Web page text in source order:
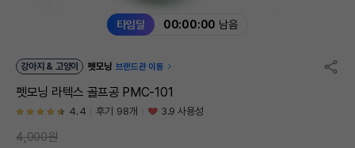
타임딜 00:00:00 남음
강아지 & 고양이 펫모닝 브랜드관 이동
펫모닝 라텍스 골프공 PMC-101
4.4 후기 98개 3.9 사용성
4,000원